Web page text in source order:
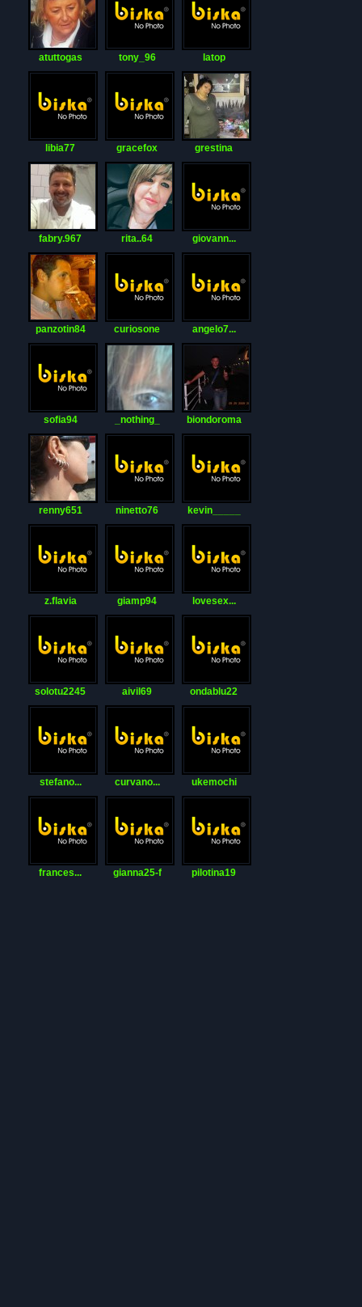
atuttogas tony_96 latop
libia77 gracefox grestina
fabry.967 rita..64 giovann...
panzotin84 curiosone angelo7...
sofia94 _nothing_ biondoroma
renny651 ninetto76 kevin_____
z.flavia giamp94 lovesex...
solotu2245 aivil69 ondablu22
stefano... curvano... ukemochi
frances... gianna25-f pilotina19